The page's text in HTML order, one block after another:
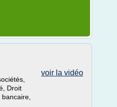
voir la vidéo
Droit